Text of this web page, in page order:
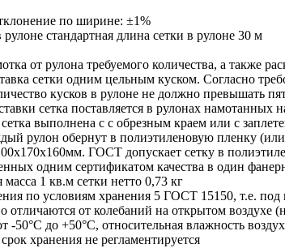
по ширине: ±1%
рулоне стандартная длина сетки в рулоне 30 м
от рулона требуемого количества, а также
сетки одним цельным куском. Согласно
кусков в рулоне не должно превышать
сетка поставляется в рулонах
сетка выполнена с с обрезным краем или с
рулон обернут в полиэтиленовую пленку
ГОСТ допускает сетку в
одним сертификатом качества в один
масса 1 кв.м сетки нетто 0,73 кг
по условиям хранения 5 ГОСТ 15150, т.е.
отличаются от колебаний на открытом воздухе
-50°С до +50°С, относительная влажность
хранения не регламентируется